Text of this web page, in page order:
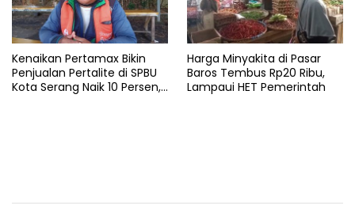
Kenaikan Pertamax Bikin
Penjualan Pertalite di SPBU
Kota Serang Naik 10 Persen,
Harga Minyakita di Pasar
Baros Tembus Rp20 Ribu,
Lampaui HET Pemerintah